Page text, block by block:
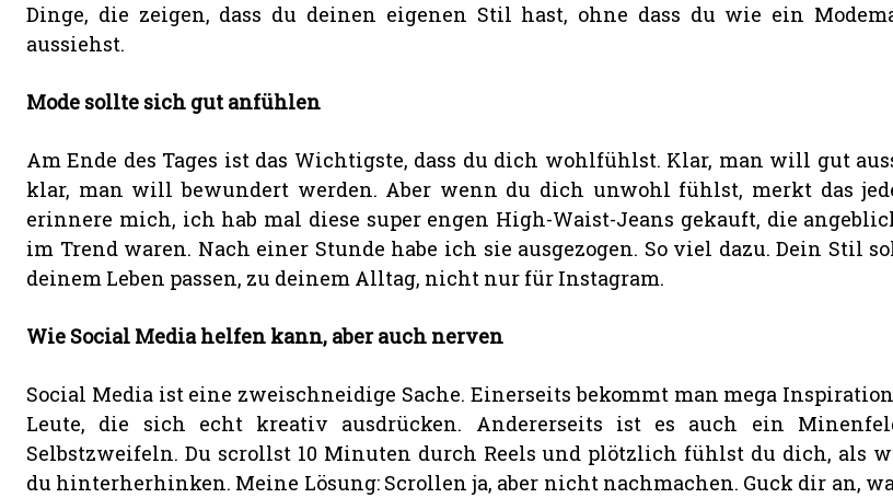
Dinge, die zeigen, dass du deinen eigenen Stil hast, ohne dass du wie ein
aussiehst.
Mode sollte sich gut anfühlen
Am Ende des Tages ist das Wichtigste, dass du dich wohlfühlst. Klar, man will gut
klar, man will bewundert werden. Aber wenn du dich unwohl fühlst, merkt das
erinnere mich, ich hab mal diese super engen High-Waist-Jeans gekauft, die
im Trend waren. Nach einer Stunde habe ich sie ausgezogen. So viel dazu. Dein Stil
deinem Leben passen, zu deinem Alltag, nicht nur für Instagram.
Wie Social Media helfen kann, aber auch nerven
Social Media ist eine zweischneidige Sache. Einerseits bekommt man mega
Leute, die sich echt kreativ ausdrücken. Andererseits ist es auch ein
Selbstzweifeln. Du scrollst 10 Minuten durch Reels und plötzlich fühlst du dich, als
du hinterherhinken. Meine Lösung: Scrollen ja, aber nicht nachmachen. Guck dir an,